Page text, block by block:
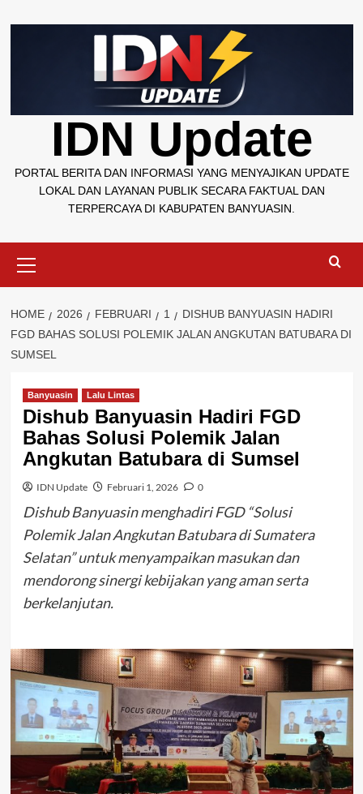
to
IDN Update
PORTAL BERITA DAN INFORMASI YANG MENYAJIKAN UPDATE
LOKAL DAN LAYANAN PUBLIK SECARA FAKTUAL DAN
TERPERCAYA DI KABUPATEN BANYUASIN.
Menu
HOME 2026 FEBRUARI 1
DISHUB BANYUASIN HADIRI
FGD BAHAS SOLUSI POLEMIK JALAN ANGKUTAN BATUBARA DI
SUMSEL
Banyuasin Lalu Lintas
Dishub Banyuasin Hadiri FGD
Bahas Solusi Polemik Jalan
Angkutan Batubara di Sumsel
IDN Update Februari 1, 2026 0
Dishub Banyuasin menghadiri FGD “Solusi
Polemik Jalan Angkutan Batubara di Sumatera
Selatan” untuk menyampaikan masukan dan
mendorong sinergi kebijakan yang aman serta
berkelanjutan.